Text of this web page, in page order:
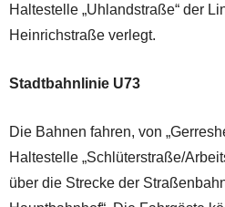
Haltestelle „Uhlandstraße“ der
Heinrichstraße verlegt.
Stadtbahnlinie U73
Die Bahnen fahren, von
Haltestelle „Schlüterstraße/
über die Strecke der